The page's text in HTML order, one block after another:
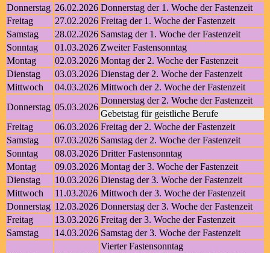
Donnerstag 26.02.2026 Donnerstag der 1. Woche der Fastenzeit
Freitag
27.02.2026 Freitag der 1. Woche der Fastenzeit
Samstag
28.02.2026 Samstag der 1. Woche der Fastenzeit
Sonntag
01.03.2026 Zweiter Fastensonntag
Montag
02.03.2026 Montag der 2. Woche der Fastenzeit
Dienstag
03.03.2026 Dienstag der 2. Woche der Fastenzeit
Mittwoch
04.03.2026 Mittwoch der 2. Woche der Fastenzeit
Donnerstag 05.03.2026
Donnerstag der 2. Woche der Fastenzeit
Gebetstag für geistliche Berufe
Freitag
06.03.2026 Freitag der 2. Woche der Fastenzeit
Samstag
07.03.2026 Samstag der 2. Woche der Fastenzeit
Sonntag
08.03.2026 Dritter Fastensonntag
Montag
09.03.2026 Montag der 3. Woche der Fastenzeit
Dienstag
10.03.2026 Dienstag der 3. Woche der Fastenzeit
Mittwoch
11.03.2026 Mittwoch der 3. Woche der Fastenzeit
Donnerstag 12.03.2026 Donnerstag der 3. Woche der Fastenzeit
Freitag
13.03.2026 Freitag der 3. Woche der Fastenzeit
Samstag
14.03.2026 Samstag der 3. Woche der Fastenzeit
Vierter Fastensonntag